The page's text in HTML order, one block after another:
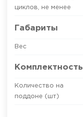
циклов, не менее
Габариты
Вес
Комплектность
Количество на
поддоне (шт)